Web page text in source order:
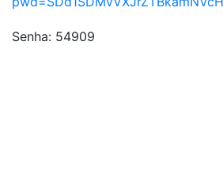
Senha: 54909